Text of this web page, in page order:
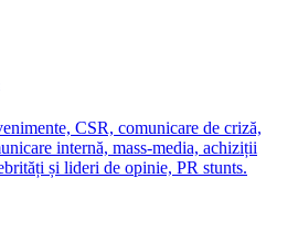
CSR, comunicare de criză,
internă, mass-media, achiziții
și lideri de opinie, PR stunts.